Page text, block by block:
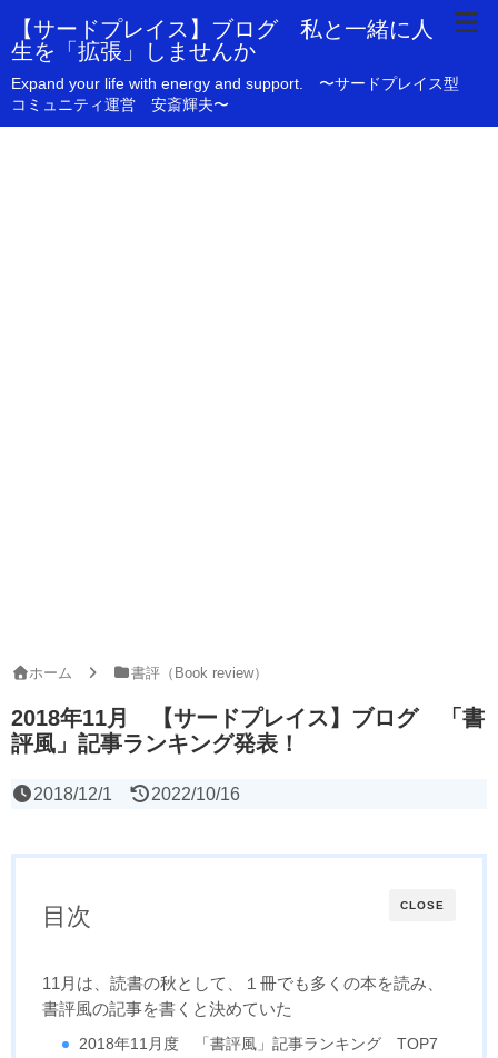
【サードプレイス】ブログ 私と一緒に人
生を「拡張」しませんか
Expand your life with energy and support. 〜サードプレイス型
コミュニティ運営 安斎輝夫〜
ホーム 書評（Book review）
2018年11月 【サードプレイス】ブログ 「書
評風」記事ランキング発表！
2018/12/1 2022/10/16
CLOSE
目次
11月は、読書の秋として、１冊でも多くの本を読み、
書評風の記事を書くと決めていた
2018年11月度 「書評風」記事ランキング TOP7